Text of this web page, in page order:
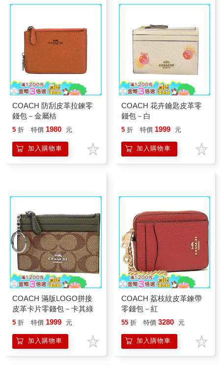
COACH 防刮皮革拉鍊零
錢包－金屬桔
5 折 特價 1980 元
加入購物車
COACH 花卉鑰匙皮革零
錢包－白
5 折 特價 1999 元
加入購物車
COACH 滿版LOGO拼接
皮革卡片零錢包－卡其綠
5 折 特價 1999 元
加入購物車
COACH 荔枝紋皮革鍊帶
零錢包－紅
55 折 特價 3280 元
加入購物車